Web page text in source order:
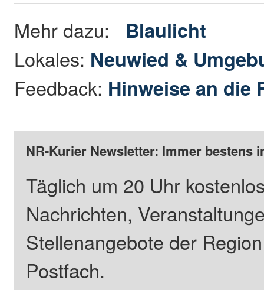
Mehr dazu: Blaulicht
Lokales: Neuwied &
Feedback: Hinweise an die
NR-Kurier Newsletter: Immer bestens
Täglich um 20 Uhr
Nachrichten,
Stellenangebote der
Postfach.